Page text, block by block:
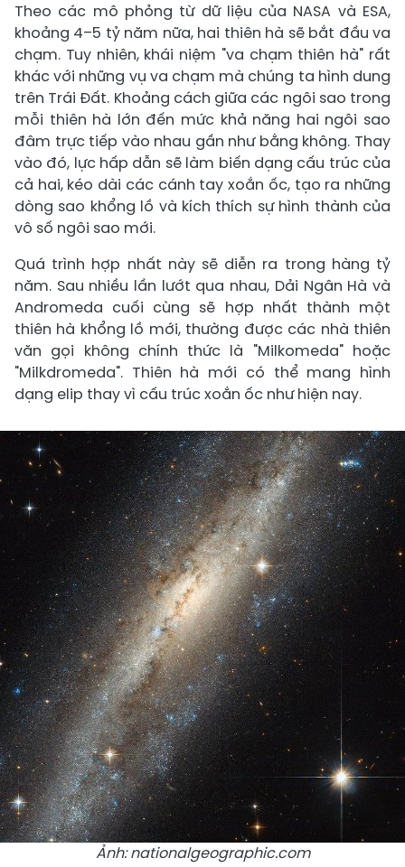
Theo các mô phỏng từ dữ liệu của NASA và ESA,
khoảng 4–5 tỷ năm nữa, hai thiên hà sẽ bắt đầu va
chạm. Tuy nhiên, khái niệm "va chạm thiên hà" rất
khác với những vụ va chạm mà chúng ta hình dung
trên Trái Đất. Khoảng cách giữa các ngôi sao trong
mỗi thiên hà lớn đến mức khả năng hai ngôi sao
đâm trực tiếp vào nhau gần như bằng không. Thay
vào đó, lực hấp dẫn sẽ làm biến dạng cấu trúc của
cả hai, kéo dài các cánh tay xoắn ốc, tạo ra những
dòng sao khổng lồ và kích thích sự hình thành của
vô số ngôi sao mới.
Quá trình hợp nhất này sẽ diễn ra trong hàng tỷ
năm. Sau nhiều lần lướt qua nhau, Dải Ngân Hà và
Andromeda cuối cùng sẽ hợp nhất thành một
thiên hà khổng lồ mới, thường được các nhà thiên
văn gọi không chính thức là "Milkomeda" hoặc
"Milkdromeda". Thiên hà mới có thể mang hình
dạng elip thay vì cấu trúc xoắn ốc như hiện nay.
Ảnh: nationalgeographic.com